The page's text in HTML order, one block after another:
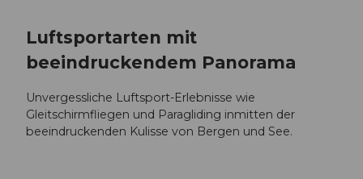
Luftsportarten mit
beeindruckendem Panorama
Unvergessliche Luftsport-Erlebnisse wie
Gleitschirmfliegen und Paragliding inmitten der
beeindruckenden Kulisse von Bergen und See.